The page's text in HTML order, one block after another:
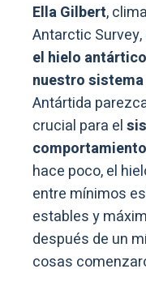
Ella Gilbert,
Antarctic
el hielo
nuestro
Antártida
crucial para el
hace poco, el
entre mínimos
estables y
después de un
cosas